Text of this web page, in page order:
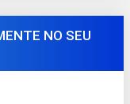
NO SEU